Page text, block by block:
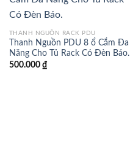
THANH NGUỒN RACK PDU
Thanh Nguồn PDU 8 ổ Cắm Đa
Năng Cho Tủ Rack Có Đèn Báo.
500.000 ₫